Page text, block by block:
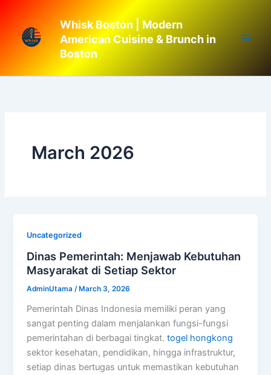
content
Whisk Boston | Modern
American Cuisine & Brunch in
Boston
March 2026
Uncategorized
Dinas Pemerintah: Menjawab Kebutuhan
Masyarakat di Setiap Sektor
AdminUtama /March 3, 2026
Pemerintah Dinas Indonesia memiliki peran yang
sangat penting dalam menjalankan fungsi-fungsi
pemerintahan di berbagai tingkat.togel hongkong
sektor kesehatan, pendidikan, hingga infrastruktur,
setiap dinas bertugas untuk memastikan kebutuhan